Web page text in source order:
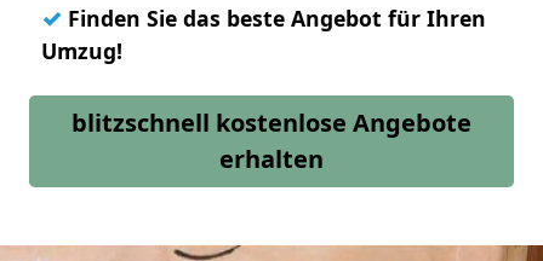
✓ Finden Sie das beste Angebot für Ihren
Umzug!
blitzschnell kostenlose Angebote
erhalten